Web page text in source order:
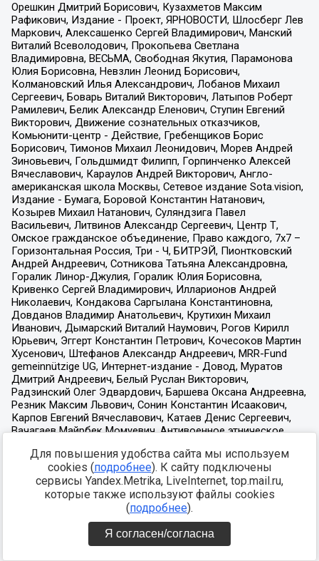
Для повышения удобства сайта мы используем
cookies (подробнее). К сайту подключены
сервисы Yandex.Metrika, LiveInternet, top.mail.ru,
которые также используют файлы cookies
(подробнее).
Я согласен/согласна